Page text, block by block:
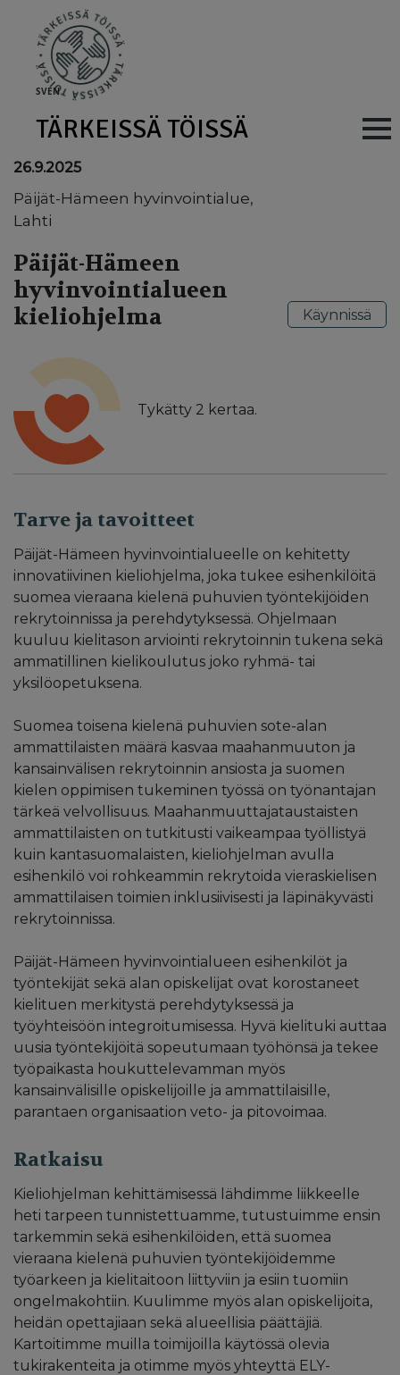
SVEN
TÄRKEISSÄ TÖISSÄ Main
26.9.2025
Päijät-Hämeen hyvinvointialue,
Lahti
Päijät-Hämeen
hyvinvointialueen
kieliohjelma
Tykätty 2 kertaa.
Käynnissä
Tarve ja tavoitteet
Päijät-Hämeen hyvinvointialueelle on kehitetty
innovatiivinen kieliohjelma, joka tukee esihenkilöitä
suomea vieraana kielenä puhuvien työntekijöiden
rekrytoinnissa ja perehdytyksessä. Ohjelmaan
kuuluu kielitason arviointi rekrytoinnin tukena sekä
ammatillinen kielikoulutus joko ryhmä- tai
yksilöopetuksena.
Suomea toisena kielenä puhuvien sote-alan
ammattilaisten määrä kasvaa maahanmuuton ja
kansainvälisen rekrytoinnin ansiosta ja suomen
kielen oppimisen tukeminen työssä on työnantajan
tärkeä velvollisuus. Maahanmuuttajataustaisten
ammattilaisten on tutkitusti vaikeampaa työllistyä
kuin kantasuomalaisten, kieliohjelman avulla
esihenkilö voi rohkeammin rekrytoida vieraskielisen
ammattilaisen toimien inklusiivisesti ja läpinäkyvästi
rekrytoinnissa.
Päijät-Hämeen hyvinvointialueen esihenkilöt ja
työntekijät sekä alan opiskelijat ovat korostaneet
kielituen merkitystä perehdytyksessä ja
työyhteisöön integroitumisessa. Hyvä kielituki auttaa
uusia työntekijöitä sopeutumaan työhönsä ja tekee
työpaikasta houkuttelevamman myös
kansainvälisille opiskelijoille ja ammattilaisille,
parantaen organisaation veto- ja pitovoimaa.
Ratkaisu
Kieliohjelman kehittämisessä lähdimme liikkeelle
heti tarpeen tunnistettuamme, tutustuimme ensin
tarkemmin sekä esihenkilöiden, että suomea
vieraana kielenä puhuvien työntekijöidemme
työarkeen ja kielitaitoon liittyviin ja esiin tuomiin
ongelmakohtiin. Kuulimme myös alan opiskelijoita,
heidän opettajiaan sekä alueellisia päättäjiä.
Kartoitimme muilla toimijoilla käytössä olevia
tukirakenteita ja otimme myös yhteyttä ELY-